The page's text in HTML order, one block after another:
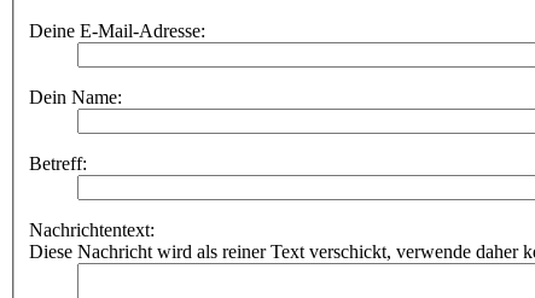
Deine E-Mail-Adresse:
Dein Name:
Betreff:
Nachrichtentext:
Diese Nachricht wird als reiner Text verschickt, verwende